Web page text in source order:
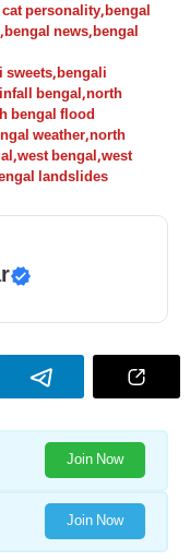
personality,bengal
,bengal news,bengal
sweets,bengali
bengal,north
bengal flood
weather,north
,west bengal,west
landslides
Join Now
Join Now